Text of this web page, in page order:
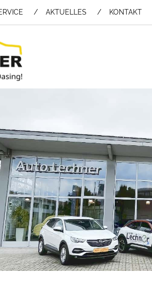
AKTUELLES KONTAKT